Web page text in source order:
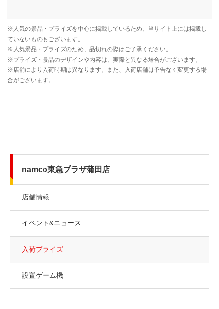
namco東急プラザ蒲田店
店舗情報
イベント&ニュース
入荷プライズ
設置ゲーム機